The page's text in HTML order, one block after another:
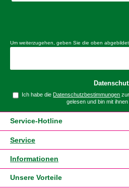
*
Um weiterzugehen, geben Sie die oben
Ich habe dieDatenschutzbestimmungen
gelesen und bin mit
Service-Hotline
Service
Informationen
Unsere Vorteile